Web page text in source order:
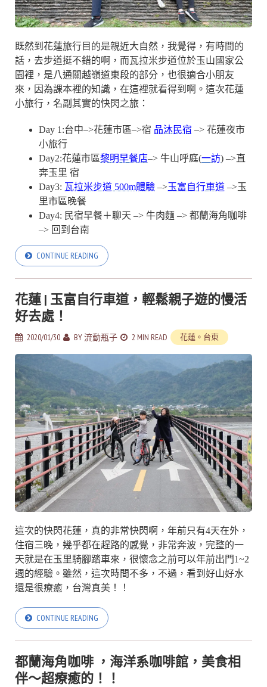
既然到花蓮旅行目的是親近大自然，我覺得，有時間的
話，去步道挺不錯的啊，而瓦拉米步道位於玉山國家公
園裡，是八通關越嶺道東段的部分，也很適合小朋友
來，因為課本裡的知識，在這裡就看得到啊。這次花蓮
小旅行，名副其實的快閃之旅：
Day 1:台中–>花蓮市區–>宿 品沐民宿 –> 花蓮夜市
小旅行
Day2:花蓮市區黎明早餐店–> 牛山呼庭(一訪) –>直
奔玉里 宿
Day3: 瓦拉米步道 500m體驗 –>玉富自行車道 –>玉
里市區晚餐
Day4: 民宿早餐＋聊天 –> 牛肉麵 –> 都蘭海角咖啡
–> 回到台南
CONTINUE READING
花蓮 | 玉富自行車道，輕鬆親子遊的慢活
好去處！
2020/01/30 BY流動瓶子 2 MIN READ 花蓮。台東
這次的快閃花蓮，真的非常快閃啊，年前只有4天在外，
住宿三晚，幾乎都在趕路的感覺，非常奔波，完整的一
天就是在玉里騎腳踏車來，很懷念之前可以年前出門1~2
週的經驗。雖然，這次時間不多，不過，看到好山好水
還是很療癒，台灣真美！！
CONTINUE READING
都蘭海角咖啡 ，海洋系咖啡館，美食相
伴～超療癒的！！